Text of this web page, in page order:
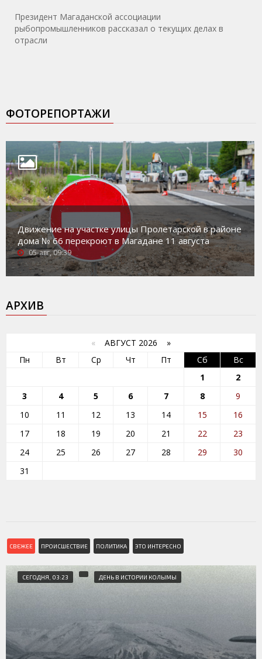
Президент Магаданской ассоциации
рыбопромышленников рассказал о текущих делах в
отрасли
ФОТОРЕПОРТАЖИ
Движение на участке улицы Пролетарской в районе
дома № 66 перекроют в Магадане 11 августа
05-авг, 09:39
АРХИВ
« АВГУСТ 2026 »
Пн
Вт Ср Чт Пт Сб
Вс
1
2
3
4 5 6 7 8
9
10
11 12 13 14 15
16
17
18 19 20 21 22
23
24
25 26 27 28 29
30
31
СВЕЖЕЕ ПРОИСШЕСТВИЕ ПОЛИТИКА ЭТО ИНТЕРЕСНО
СЕГОДНЯ, 03:23 ДЕНЬ В ИСТОРИИ КОЛЫМЫ